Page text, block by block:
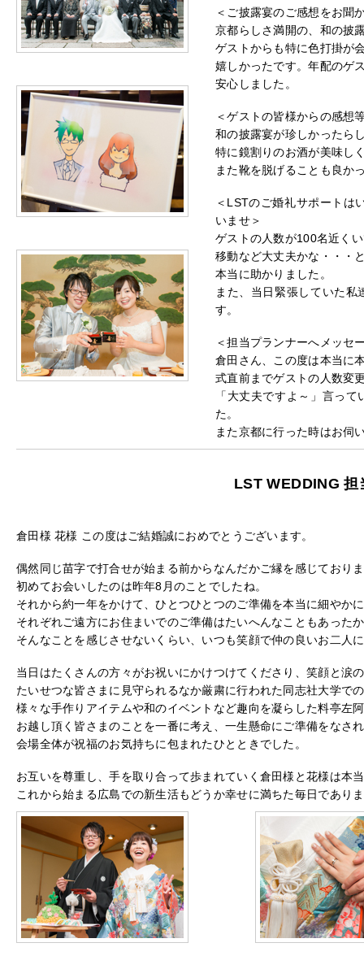
＜ご披露宴のご感想をお聞
京都らしさ満開の、和の披
ゲストからも特に色打掛が
嬉しかったです。年配のゲ
安心しました。
＜ゲストの皆様からの感想
和の披露宴が珍しかったら
特に鏡割りのお酒が美味し
また靴を脱げることも良か
＜LSTのご婚礼サポートは
いませ＞
ゲストの人数が100名近く
移動など大丈夫かな・・・
本当に助かりました。
また、当日緊張していた
す。
＜担当プランナーへメッセ
倉田さん、この度は本当に
式直前までゲストの人数変
「大丈夫ですよ～」言っ
た。
また京都に行った時はお伺
LST WEDDING 担
倉田様 花様 この度はご結婚誠におめでとうございます。
偶然同じ苗字で打合せが始まる前からなんだかご縁を感じており
初めてお会いしたのは昨年8月のことでしたね。
それから約一年をかけて、ひとつひとつのご準備を本当に細やか
それぞれご遠方にお住まいでのご準備はたいへんなこともあった
そんなことを感じさせないくらい、いつも笑顔で仲の良いお二人
当日はたくさんの方々がお祝いにかけつけてくださり、笑顔と涙
たいせつな皆さまに見守られるなか厳粛に行われた同志社大学で
様々な手作りアイテムや和のイベントなど趣向を凝らした料亭左
お越し頂く皆さまのことを一番に考え、一生懸命にご準備をなさ
会場全体が祝福のお気持ちに包まれたひとときでした。
お互いを尊重し、手を取り合って歩まれていく倉田様と花様は本
これから始まる広島での新生活もどうか幸せに満ちた毎日であり